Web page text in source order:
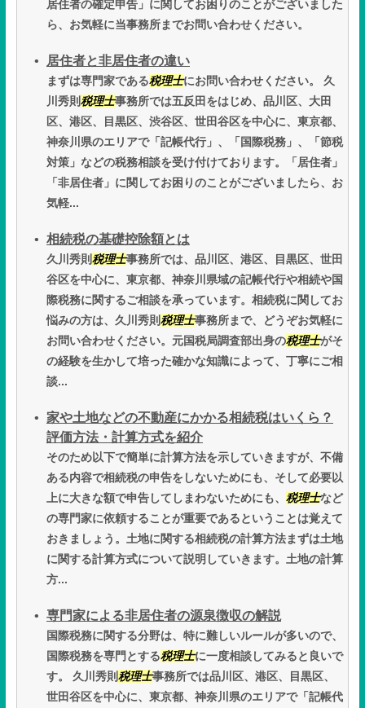
居住者の確定申告」に関してお困りのことがございました
ら、お気軽に当事務所までお問い合わせください。
居住者と非居住者の違い
まずは専門家である税理士にお問い合わせください。 久
川秀則税理士事務所では五反田をはじめ、品川区、大田
区、港区、目黒区、渋谷区、世田谷区を中心に、東京都、
神奈川県のエリアで「記帳代行」、「国際税務」、「節税
対策」などの税務相談を受け付けております。「居住者」
「非居住者」に関してお困りのことがございましたら、お
気軽...
相続税の基礎控除額とは
久川秀則税理士事務所では、品川区、港区、目黒区、世田
谷区を中心に、東京都、神奈川県域の記帳代行や相続や国
際税務に関するご相談を承っています。相続税に関してお
悩みの方は、久川秀則税理士事務所まで、どうぞお気軽に
お問い合わせください。元国税局調査部出身の税理士がそ
の経験を生かして培った確かな知識によって、丁寧にご相
談...
家や土地などの不動産にかかる相続税はいくら？
評価方法・計算方式を紹介
そのため以下で簡単に計算方法を示していきますが、不備
ある内容で相続税の申告をしないためにも、そして必要以
上に大きな額で申告してしまわないためにも、 税理士など
の専門家に依頼することが重要であるということは覚えて
おきましょう。土地に関する相続税の計算方法まずは土地
に関する計算方式について説明していきます。土地の計算
方...
専門家による非居住者の源泉徴収の解説
国際税務に関する分野は、特に難しいルールが多いので、
国際税務を専門とする税理士に一度相談してみると良いで
す。 久川秀則税理士事務所では品川区、港区、目黒区、
世田谷区を中心に、東京都、神奈川県のエリアで「記帳代